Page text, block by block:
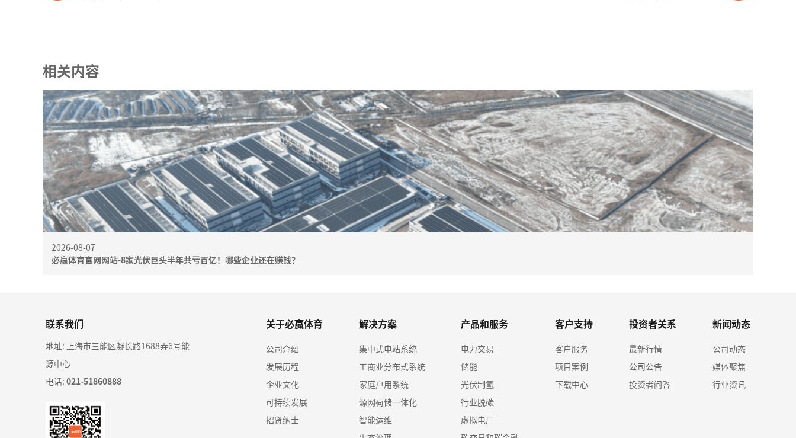
相关内容
2026-08-07
必赢体育官网网站-8家光伏巨头半年共亏百亿！哪些企业还在赚钱？
联系我们
地址: 上海市三能区凝长路1688弄6号能
源中心
电话:021-51860888
关于必赢体育
公司介绍
发展历程
企业文化
可持续发展
招贤纳士
解决方案
集中式电站系统
工商业分布式系统
家庭户用系统
源网荷储一体化
智能运维
产品和服务
电力交易
储能
光伏制氢
行业脱碳
虚拟电厂
客户支持
客户服务
项目案例
下载中心
投资者关系
最新行情
公司公告
投资者问答
新闻动态
公司动态
媒体聚焦
行业资讯